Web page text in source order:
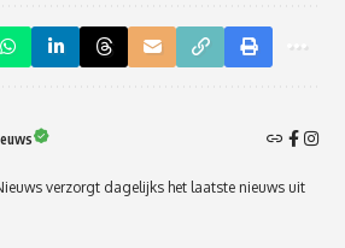
verzorgt dagelijks het laatste nieuws uit